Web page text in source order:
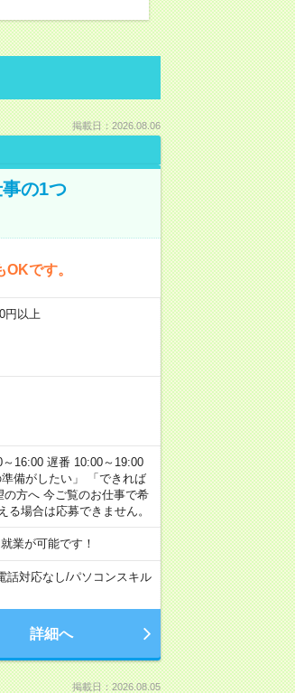
掲載日：2026.08.06
の1つ
です。
以上
16:00 遅番 10:00～19:00
備がしたい」 「できれば
方へ 今ご覧のお仕事で希
場合は応募できません。
業が可能です！
話対応なし/パソコンスキル
詳細へ
掲載日：2026.08.05